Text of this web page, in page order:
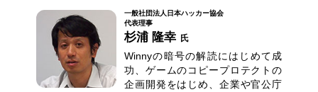
一般社団法人日本ハッカー協会
代表理事
杉浦 隆幸 氏
Winnyの暗号の解読にはじめて成
功、ゲームのコピープロテクトの
企画開発をはじめ、企業や官公庁